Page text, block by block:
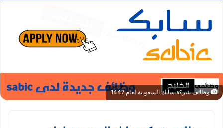
وظائف شركة سابك السعودية لعام 1447